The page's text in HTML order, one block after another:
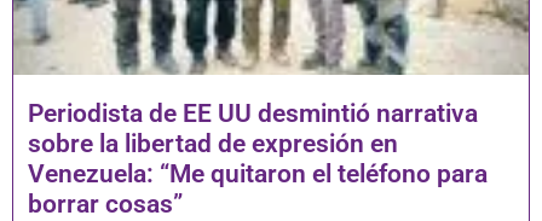
Periodista de EE UU desmintió narrativa
sobre la libertad de expresión en
Venezuela: “Me quitaron el teléfono para
borrar cosas”